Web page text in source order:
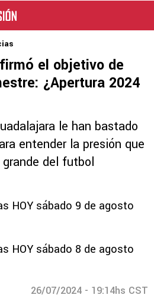
el objetivo de
¿Apertura 2024
le han bastado
entender la presión que
del futbol
HOY sábado 9 de agosto
HOY sábado 8 de agosto
26/07/2024 - 19:14hs CST